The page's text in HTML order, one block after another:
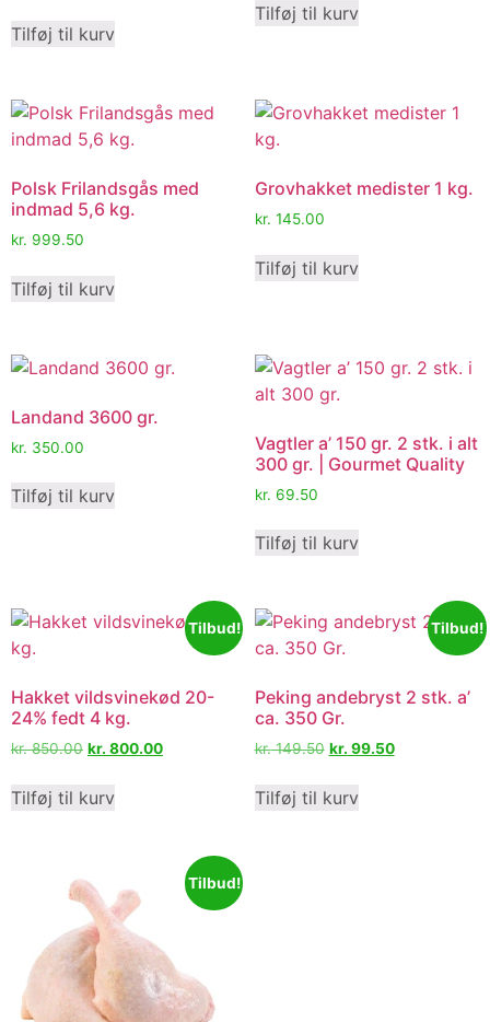
Tilføj til kurv
Tilføj til kurv
Polsk Frilandsgås med
indmad 5,6 kg.
kr. 999.50
Tilføj til kurv
Grovhakket medister 1 kg.
kr. 145.00
Tilføj til kurv
Landand 3600 gr.
kr. 350.00
Tilføj til kurv
Vagtler a’ 150 gr. 2 stk. i alt
300 gr. | Gourmet Quality
kr. 69.50
Tilføj til kurv
Tilbud!
Hakket vildsvinekød 20-
24% fedt 4 kg.
kr.850.00 kr. 800.00
Tilføj til kurv
Tilbud!
Peking andebryst 2 stk. a’
ca. 350 Gr.
kr.149.50 kr. 99.50
Tilføj til kurv
Tilbud!